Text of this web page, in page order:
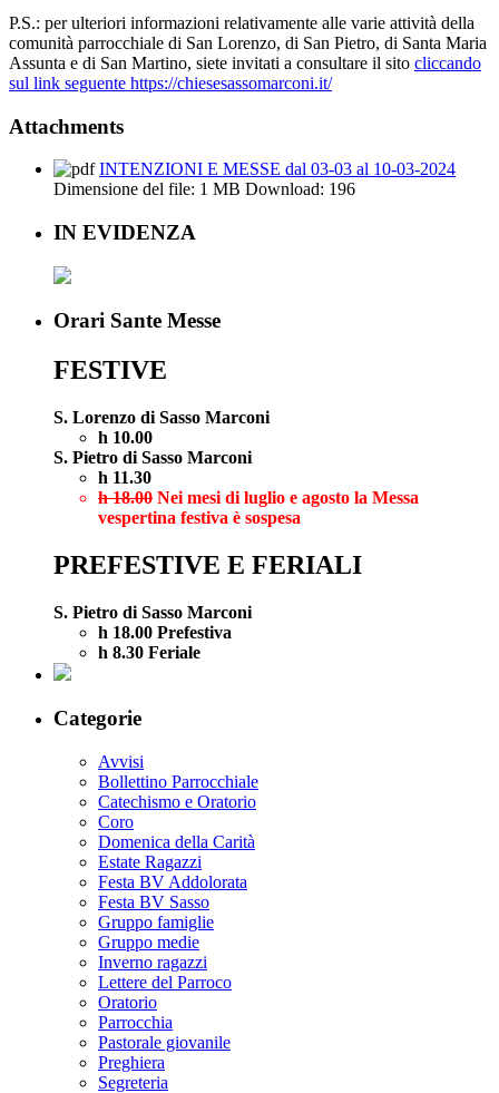
P.S.: per ulteriori informazioni relativamente alle varie attività della
comunità parrocchiale di San Lorenzo, di San Pietro, di Santa Maria
Assunta e di San Martino, siete invitati a consultare il sito cliccando
sul link seguente https://chiesesassomarconi.it/
Attachments
INTENZIONI E MESSE dal 03-03 al 10-03-2024
Dimensione del file: 1 MB Download: 196
IN EVIDENZA
Orari Sante Messe
FESTIVE
S. Lorenzo di Sasso Marconi
h 10.00
S. Pietro di Sasso Marconi
h 11.30
h 18.00 Nei mesi di luglio e agosto la Messa
vespertina festiva è sospesa
PREFESTIVE E FERIALI
S. Pietro di Sasso Marconi
h 18.00 Prefestiva
h 8.30 Feriale
Categorie
Avvisi
Bollettino Parrocchiale
Catechismo e Oratorio
Coro
Domenica della Carità
Estate Ragazzi
Festa BV Addolorata
Festa BV Sasso
Gruppo famiglie
Gruppo medie
Inverno ragazzi
Lettere del Parroco
Oratorio
Parrocchia
Pastorale giovanile
Preghiera
Segreteria